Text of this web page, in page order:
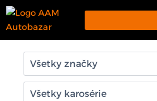
Preskočiť